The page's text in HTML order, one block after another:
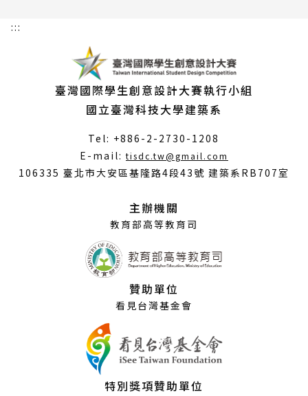
:::
臺灣國際學生創意設計大賽執行小組
國立臺灣科技大學建築系
Tel: +886-2-2730-1208
E-mail:tisdc.tw@gmail.com
開
106335 臺北市大安區基隆路4段43號 建築系RB707室
主辦機關
教育部高等教育司
贊助單位
看見台灣基金會
特別獎項贊助單位